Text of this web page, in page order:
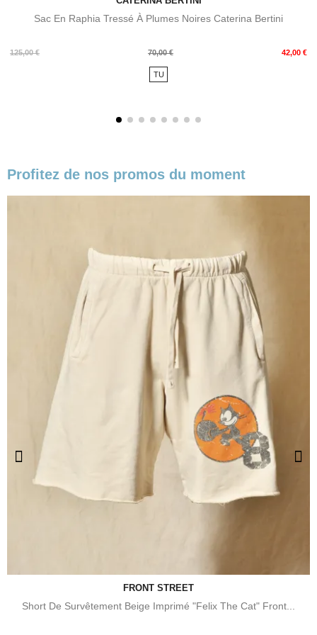
Sac En Raphia Tressé À Plumes Noires Caterina Bertini
125,00 €
Prix
70,00 € 42,00 €
Prix
TU
Profitez de nos promos du moment
FRONT STREET
Short De Survêtement Beige Imprimé "Felix The Cat" Front...